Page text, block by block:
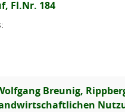
Fl.Nr. 184
Breunig,